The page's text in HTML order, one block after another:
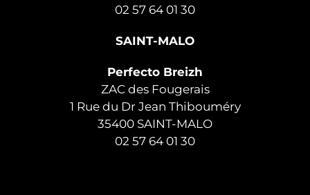
02 57 64 01 30
SAINT-MALO
Perfecto Breizh
ZAC des Fougerais
1 Rue du Dr Jean Thibouméry
35400 SAINT-MALO
02 57 64 01 30